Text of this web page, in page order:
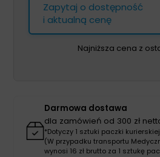
Zapytaj o dostępność
i aktualną cenę
Najniższa cena z
Darmowa dostawa
dla zamówień od 300 zł
*Dotyczy 1 sztuki paczki kurierskiej
(W przypadku transportu
wynosi 16 zł brutto za 1 sztukę